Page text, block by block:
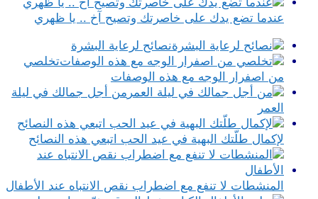
عندما تضع يدك على خاصرتك وتصيح آخ .. يا ظهري
نصائح لرعاية البشرة
تخلصي
من اصفرار الوجه مع هذه الوصفات
من أجل جمالك في ليلة
العمر
لإكمال طلّتك البهية في عيد الحب اتبعي هذه النصائح
المنشطات لا تنفع مع اضطراب نقص الانتباه عند الأطفال